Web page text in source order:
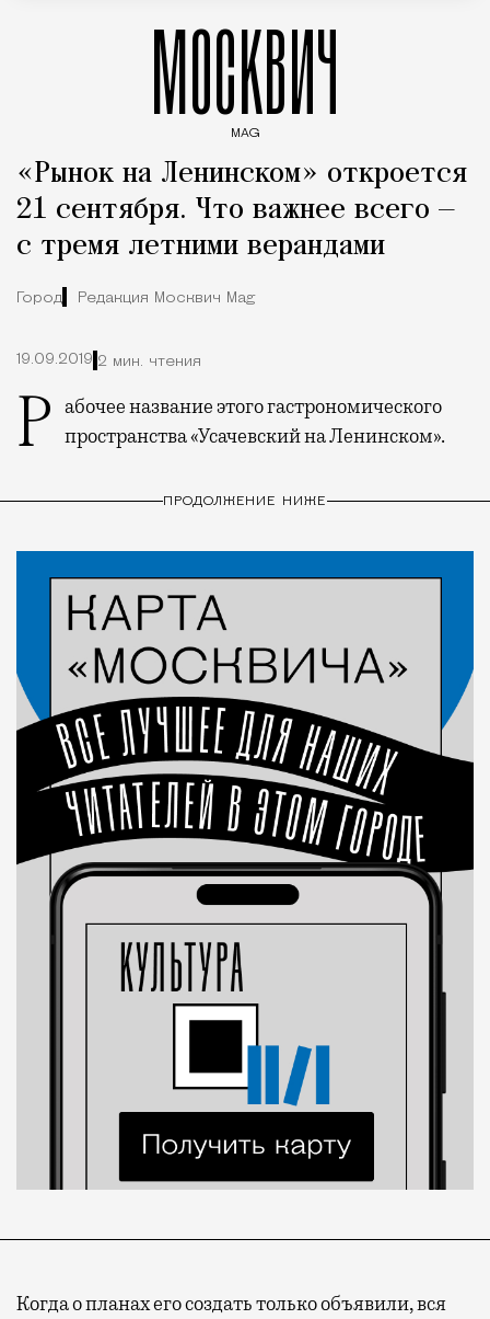
МОСКВИЧ
MAG
«Рынок на Ленинском» откроется
21 сентября. Что важнее всего —
с тремя летними верандами
Город Редакция Москвич Mag
19.09.2019 2 мин. чтения
Рабочее название этого гастрономического пространства «Усачевский на Ленинском».
ПРОДОЛЖЕНИЕ НИЖЕ
Когда о планах его создать только объявили, вся